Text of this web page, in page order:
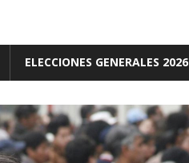
ELECCIONES GENERALES 2026